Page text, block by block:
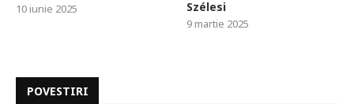
10 iunie 2025
Szélesi
9 martie 2025
POVESTIRI